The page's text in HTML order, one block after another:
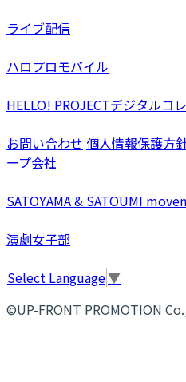
ライブ配信
ハロプロモバイル
HELLO! PROJECTデジタルコ
お問い合わせ 個人情報保護方
ープ会社
SATOYAMA & SATOUMI
演劇女子部
Select Language▼
©UP-FRONT PROMOTION